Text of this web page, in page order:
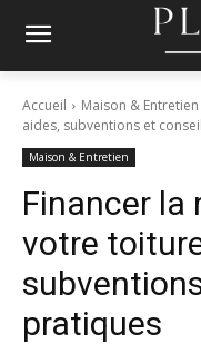
Accueil Maison & Entretien
aides, subventions et
Maison & Entretien
Financer la
votre
pratiques